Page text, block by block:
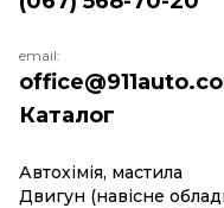
Каталог
Автохімія, мастила
Двигун (навісне
email: